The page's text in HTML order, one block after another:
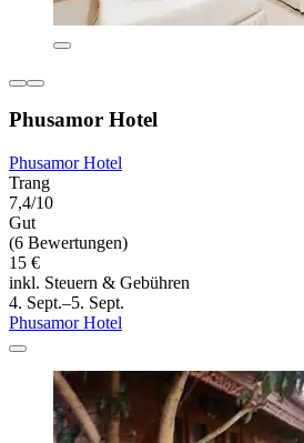
Phusamor Hotel
Phusamor Hotel
Trang
7,4/10
Gut
(6 Bewertungen)
15 €
inkl. Steuern & Gebühren
4. Sept.–5. Sept.
Phusamor Hotel